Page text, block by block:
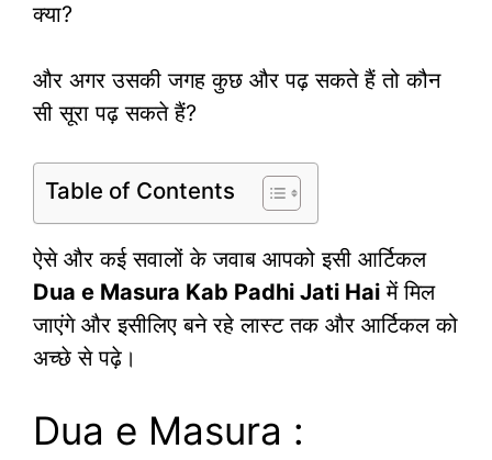
क्या?
और अगर उसकी जगह कुछ और पढ़ सकते हैं तो कौन
सी सूरा पढ़ सकते हैं?
Table of Contents
ऐसे और कई सवालों के जवाब आपको इसी आर्टिकल
Dua e Masura Kab Padhi Jati Hai में मिल
जाएंगे और इसीलिए बने रहे लास्ट तक और आर्टिकल को
अच्छे से पढ़े।
Dua e Masura :